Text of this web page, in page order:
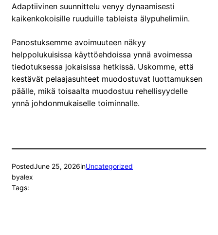
Adaptiivinen suunnittelu venyy dynaamisesti
kaikenkokoisille ruuduille tableista älypuhelimiin.
Panostuksemme avoimuuteen näkyy
helppolukuisissa käyttöehdoissa ynnä avoimessa
tiedotuksessa jokaisissa hetkissä. Uskomme, että
kestävät pelaajasuhteet muodostuvat luottamuksen
päälle, mikä toisaalta muodostuu rehellisyydelle
ynnä johdonmukaiselle toiminnalle.
PostedJune 25, 2026inUncategorized
byalex
Tags: